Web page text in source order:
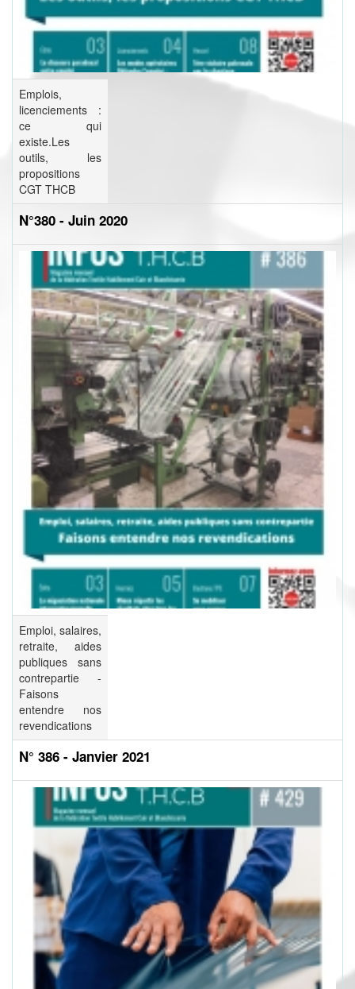
Emplois,
licenciements :
ce qui
existe.Les
outils, les
propositions
CGT THCB
N°380 - Juin 2020
Emploi, salaires,
retraite, aides
publiques sans
contrepartie -
Faisons
entendre nos
revendications
N° 386 - Janvier 2021